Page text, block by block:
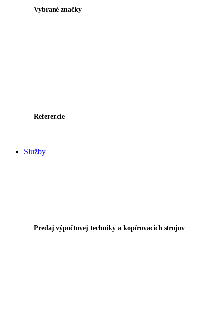
Vybrané značky
Referencie
Služby
Predaj výpočtovej techniky a kopírovacích strojov